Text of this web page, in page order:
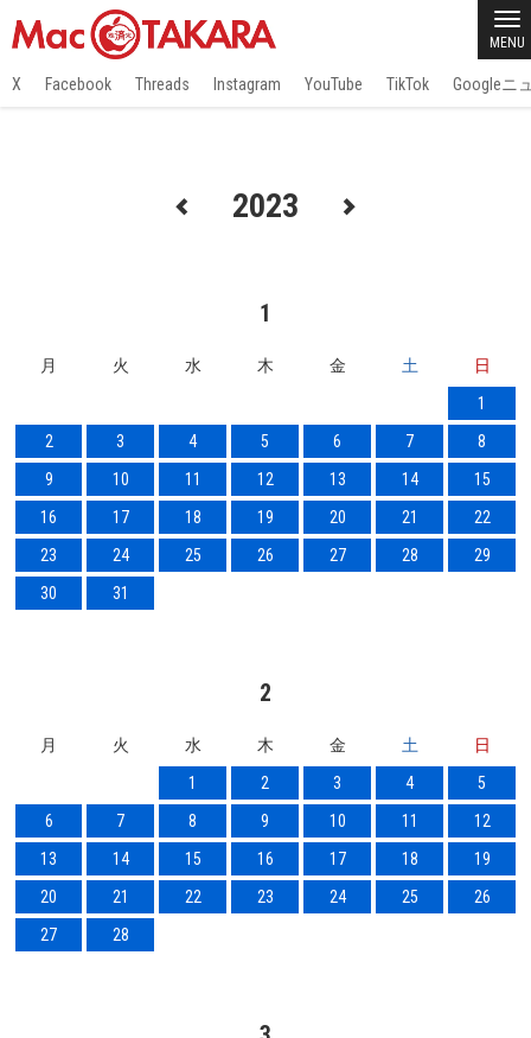
MENU
X Facebook Threads Instagram YouTube TikTok Googleニ
2023
1
月 火 水 木 金 土
日
1
2
3 4 5 6 7
8
9
10 11 12 13 14
15
16
17 18 19 20 21
22
23
24 25 26 27 28
29
30
31
2
月 火 水 木 金 土
日
1
2 3 4
5
6
7 8 9 10 11
12
13
14 15 16 17 18
19
20
21 22 23 24 25
26
27
28